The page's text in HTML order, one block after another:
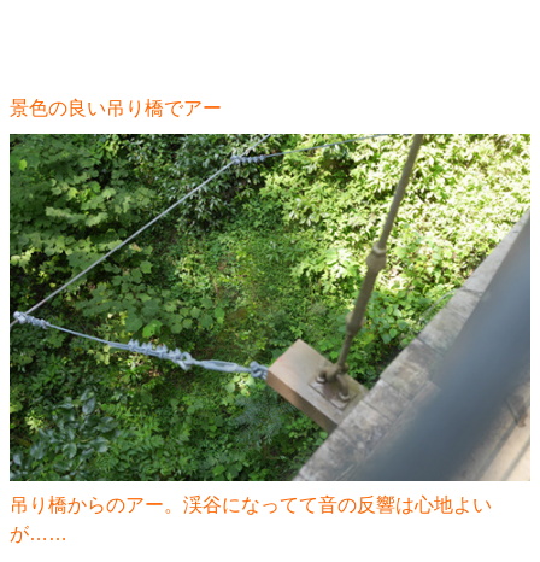
景色の良い吊り橋でアー
吊り橋からのアー。渓谷になってて音の反響は心地よい
が……